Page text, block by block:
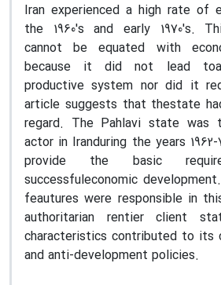
Iran experienced a high rate of
the 1960's and early 1970's.
cannot be equated with
because it did not lead
productive system nor did it
article suggests that thestate
regard. The Pahlavi state was
actor in Iranduring the years
provide the basic
successfuleconomic
feautures were responsible in
authoritarian rentier client
characteristics contributed to its
and anti-development policies.